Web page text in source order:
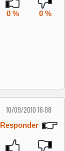
0 % 0 %
10/09/2010 16:08
Responder